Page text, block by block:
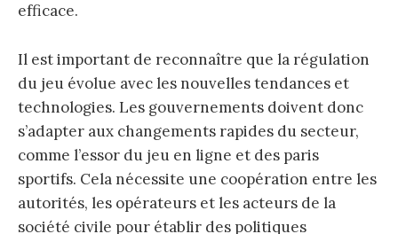
efficace.
Il est important de reconnaître que la régulation
du jeu évolue avec les nouvelles tendances et
technologies. Les gouvernements doivent donc
s’adapter aux changements rapides du secteur,
comme l’essor du jeu en ligne et des paris
sportifs. Cela nécessite une coopération entre les
autorités, les opérateurs et les acteurs de la
société civile pour établir des politiques